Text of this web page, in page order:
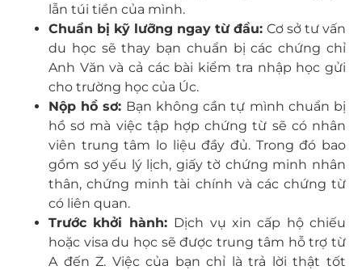
lẫn túi tiền của mình.
Chuẩn bị kỹ lưỡng ngay từ đầu: Cơ sở tư vấn
du học sẽ thay bạn chuẩn bị các chứng chỉ
Anh Văn và cả các bài kiểm tra nhập học gửi
cho trường học của Úc.
Nộp hồ sơ: Bạn không cần tự mình chuẩn bị
hồ sơ mà việc tập hợp chứng từ sẽ có nhân
viên trung tâm lo liệu đầy đủ. Trong đó bao
gồm sơ yếu lý lịch, giấy tờ chứng minh nhân
thân, chứng minh tài chính và các chứng từ
có liên quan.
Trước khởi hành: Dịch vụ xin cấp hộ chiếu
hoặc visa du học sẽ được trung tâm hỗ trợ từ
A đến Z. Việc của bạn chỉ là trả lời thật tốt